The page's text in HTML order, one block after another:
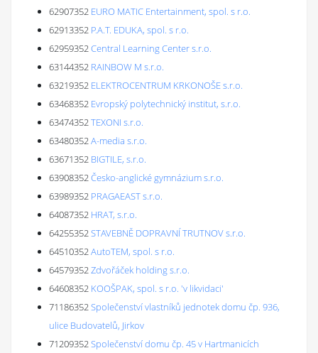
62907352 EURO MATIC Entertainment, spol. s r.o.
62913352 P.A.T. EDUKA, spol. s r.o.
62959352Central Learning Center s.r.o.
63144352 RAINBOW M s.r.o.
63219352 ELEKTROCENTRUM KRKONOŠE s.r.o.
63468352 Evropský polytechnický institut, s.r.o.
63474352TEXONI s.r.o.
63480352A-media s.r.o.
63671352 BIGTILE, s.r.o.
63908352Česko-anglické gymnázium s.r.o.
63989352 PRAGAEAST s.r.o.
64087352 HRAT, s.r.o.
64255352STAVEBNĚ DOPRAVNÍ TRUTNOV s.r.o.
64510352AutoTEM, spol. s r.o.
64579352Zdvořáček holding s.r.o.
64608352 KOOŠPAK, spol. s r.o. 'v likvidaci'
71186352Společenství vlastníků jednotek domu čp. 936,
ulice Budovatelů, Jirkov
71209352Společenství domu čp. 45 v Hartmanicích